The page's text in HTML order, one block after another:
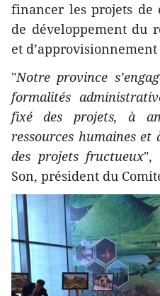
financer les projets de
de développement du
et
"Notre province
formalités
fixé des projets, à
ressources humaines et
des projets fructueux",
Son, président du